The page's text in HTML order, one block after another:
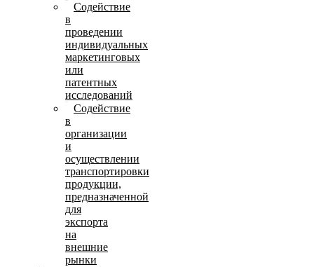
Содействие
в
проведении
индивидуальных
маркетинговых
или
патентных
исследований
Содействие
в
организации
и
осуществлении
транспортировки
продукции,
предназначенной
для
экспорта
на
внешние
рынки